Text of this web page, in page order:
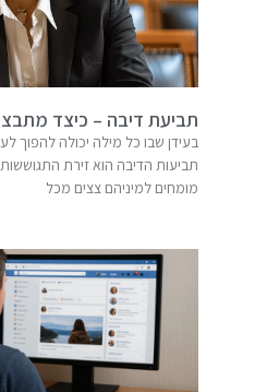
תביעת דיבה – כיצד
בעידן שבו כל מילה יכולה להפוך
תביעות הדיבה הוא זירת
מומחים למיניהם צצים מכל